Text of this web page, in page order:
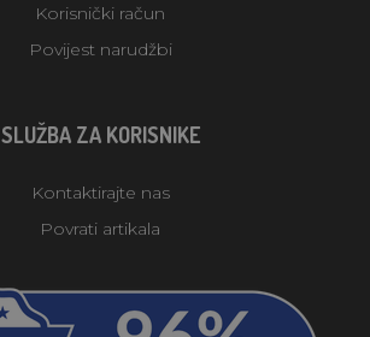
Korisnički račun
Povijest narudžbi
SLUŽBA ZA KORISNIKE
Kontaktirajte nas
Povrati artikala